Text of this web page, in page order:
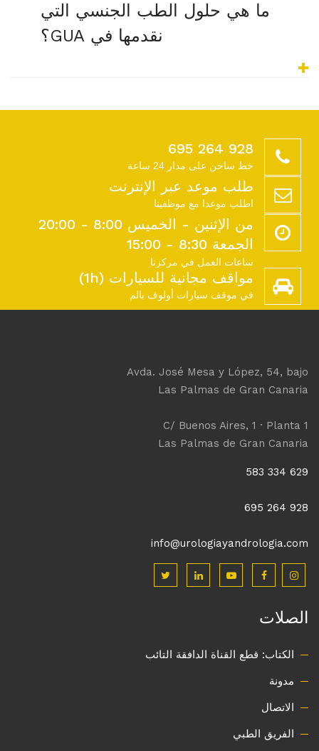
ما هي حلول الطب الجنسي التي
نقدمها في GUA؟
928 264 695
خط ساخن على مدار 24 ساعة
طلب موعد عبر الإنترنت
اطلب موعدا مع موظفينا
من الإثنين - الخميس 8:00 - 20:00
الجمعة 8:30 - 15:00
ساعات العمل في مركزنا
مواقف مجانية للسيارات (1h)
في موقف سيارات أولوف بالم
Avda. José Mesa y López, 54, bajo
Las Palmas de Gran Canaria
C/ Buenos Aires, 1 · Planta 1
Las Palmas de Gran Canaria
629 334 583
928 264 695
info@urologiayandrologia.com
الصلات
الكتاب: قطع القناة الدافقة التائب
مدونة
الاتصال
الفريق الطبي